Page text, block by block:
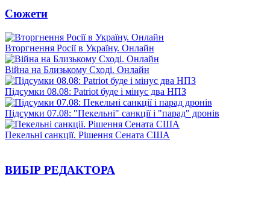
Сюжети
Вторгнення Росії в Україну. Онлайн
Війна на Близькому Сході. Онлайн
Підсумки 08.08: Patriot буде і мінус два НПЗ
Підсумки 07.08: "Пекельні" санкції і "парад" дронів
Пекельні санкції. Рішення Сената США
ВИБІР РЕДАКТОРА